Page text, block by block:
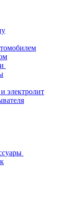
электролит